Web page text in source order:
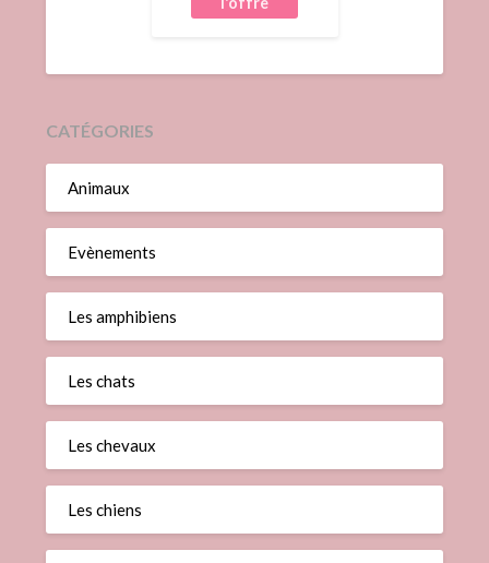
CATÉGORIES
Animaux
Evènements
Les amphibiens
Les chats
Les chevaux
Les chiens